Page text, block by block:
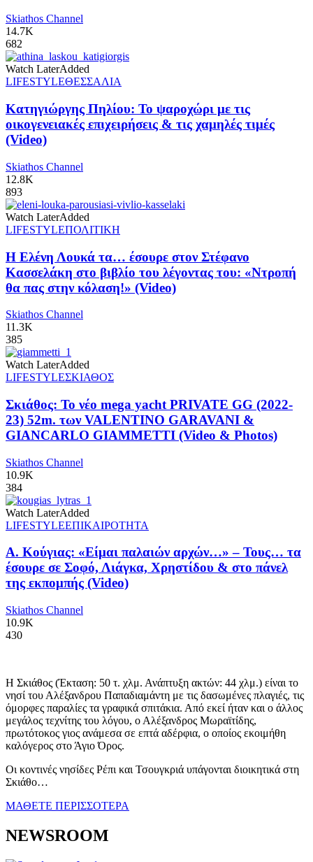
Skiathos Channel
14.7K
682
Watch LaterAdded
LIFESTYLEΘΕΣΣΑΛΙΑ
Κατηγιώργης Πηλίου: Το ψαροχώρι με τις
οικογενειακές επιχειρήσεις & τις χαμηλές τιμές
(Video)
Skiathos Channel
12.8K
893
Watch LaterAdded
LIFESTYLEΠΟΛΙΤΙΚΗ
Η Ελένη Λουκά τα… έσουρε στον Στέφανο
Κασσελάκη στο βιβλίο του λέγοντας του: «Ντροπή
θα πας στην κόλαση!» (Video)
Skiathos Channel
11.3K
385
Watch LaterAdded
LIFESTYLEΣΚΙΑΘΟΣ
Σκιάθος: Το νέο mega yacht PRIVATE GG (2022-
23) 52m. των VALENTINO GARAVANI &
GIANCARLO GIAMMETTI (Video & Photos)
Skiathos Channel
10.9K
384
Watch LaterAdded
LIFESTYLEΕΠΙΚΑΙΡΟΤΗΤΑ
Α. Κούγιας: «Είμαι παλαιών αρχών…» – Τους… τα
έσουρε σε Σοφό, Λιάγκα, Χρηστίδου & στο πάνελ
της εκπομπής (Video)
Skiathos Channel
10.9K
430
Η Σκιάθος (Έκταση: 50 τ. χλμ. Ανάπτυξη ακτών: 44 χλμ.) είναι το
νησί του Αλέξανδρου Παπαδιαμάντη με τις δασωμένες πλαγιές, τις
όμορφες παραλίες τα γραφικά σπιτάκια. Από εκεί ήταν και ο άλλος
μεγάλος τεχνίτης του λόγου, ο Αλέξανδρος Μωραϊτίδης,
πρωτότοκος γιος ανάμεσα σε επτά αδέρφια, ο οποίος εκοιμήθη
καλόγερος στο Άγιο Όρος.
Οι κοντινές νησίδες Ρέπι και Τσουγκριά υπάγονται διοικητικά στη
Σκιάθο…
ΜΑΘΕΤΕ ΠΕΡΙΣΣΟΤΕΡΑ
NEWSROOM